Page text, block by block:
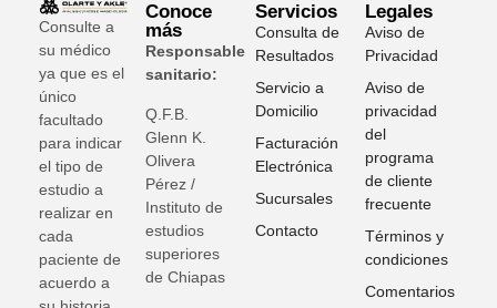
Consulte a
su médico
ya que es el
único
facultado
para indicar
el tipo de
estudio a
realizar en
cada
paciente de
acuerdo a
Conoce
más
Responsable
sanitario:
Q.F.B.
Glenn K
Olivera
Pérez /
Instituto de
estudios
superiores
de Chiapas
Servicios
Consulta de
Resultados
Servicio a
Domicilio
Facturación
Electrónica
Sucursales
Contacto
Legales
Aviso de
Privacidad
Aviso de
privacidad
del
programa
de cliente
frecuente
Términos y
condiciones
Comentarios